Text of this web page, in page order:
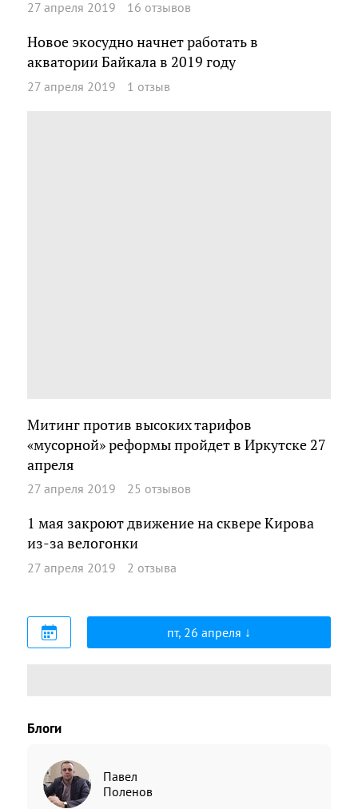
27 апреля 2019 16 отзывов
Новое экосудно начнет работать в
акватории Байкала в 2019 году
27 апреля 2019 1 отзыв
Митинг против высоких тарифов
«мусорной» реформы пройдет в Иркутске 27
апреля
27 апреля 2019 25 отзывов
1 мая закроют движение на сквере Кирова
из-за велогонки
27 апреля 2019 2 отзыва
пт, 26 апреля
Блоги
Павел
Поленов